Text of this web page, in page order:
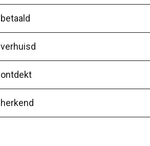
betaald
verhuisd
ontdekt
herkend